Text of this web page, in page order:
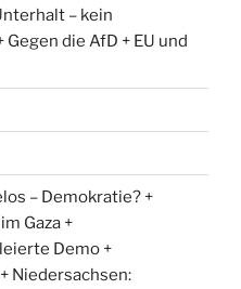
– kein
die AfD + EU und
– Demokratie? +
Gaza +
Demo +
Niedersachsen: